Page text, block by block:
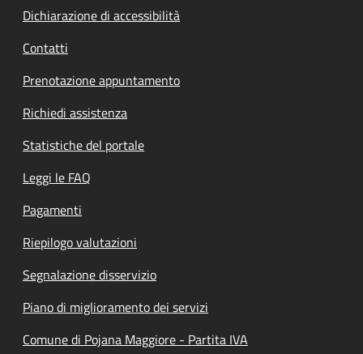
Dichiarazione di accessibilità
Contatti
Prenotazione appuntamento
Richiedi assistenza
Statistiche del portale
Leggi le FAQ
Pagamenti
Riepilogo valutazioni
Segnalazione disservizio
Piano di miglioramento dei servizi
Comune di Pojana Maggiore - Partita IVA